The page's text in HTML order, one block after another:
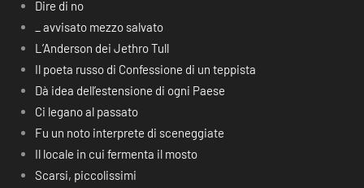
Dire di no
_ avvisato mezzo salvato
L’Anderson dei Jethro Tull
Il poeta russo di Confessione di un teppista
Dà idea dell’estensione di ogni Paese
Ci legano al passato
Fu un noto interprete di sceneggiate
Il locale in cui fermenta il mosto
Scarsi, piccolissimi